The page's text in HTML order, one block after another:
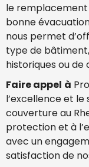
le
bonne
nous permet
type de bâtiment,
historiques ou
Faire appel à
l’excellence et
couverture au
protection et à
avec un
satisfaction de